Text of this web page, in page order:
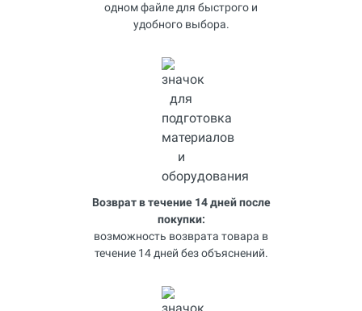
одном файле для быстрого и
удобного выбора.
Возврат в течение 14 дней после
покупки:
возможность возврата товара в
течение 14 дней без объяснений.